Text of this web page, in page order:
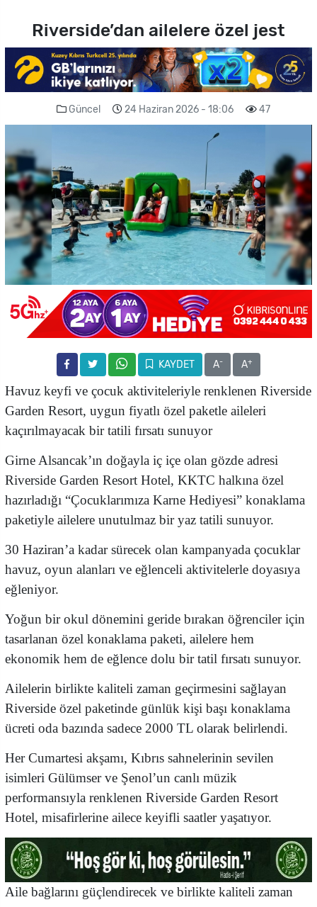
Riverside’dan ailelere özel jest
Güncel 24 Haziran 2026 - 18:06 47
KAYDET A- A+
Havuz keyfi ve çocuk aktiviteleriyle renklenen Riverside
Garden Resort, uygun fiyatlı özel paketle aileleri
kaçırılmayacak bir tatili fırsatı sunuyor
Girne Alsancak’ın doğayla iç içe olan gözde adresi
Riverside Garden Resort Hotel, KKTC halkına özel
hazırladığı “Çocuklarımıza Karne Hediyesi” konaklama
paketiyle ailelere unutulmaz bir yaz tatili sunuyor.
30 Haziran’a kadar sürecek olan kampanyada çocuklar
havuz, oyun alanları ve eğlenceli aktivitelerle doyasıya
eğleniyor.
Yoğun bir okul dönemini geride bırakan öğrenciler için
tasarlanan özel konaklama paketi, ailelere hem
ekonomik hem de eğlence dolu bir tatil fırsatı sunuyor.
Ailelerin birlikte kaliteli zaman geçirmesini sağlayan
Riverside özel paketinde günlük kişi başı konaklama
ücreti oda bazında sadece 2000 TL olarak belirlendi.
Her Cumartesi akşamı, Kıbrıs sahnelerinin sevilen
isimleri Gülümser ve Şenol’un canlı müzik
performansıyla renklenen Riverside Garden Resort
Hotel, misafirlerine ailece keyifli saatler yaşatıyor.
Aile bağlarını güçlendirecek ve birlikte kaliteli zaman